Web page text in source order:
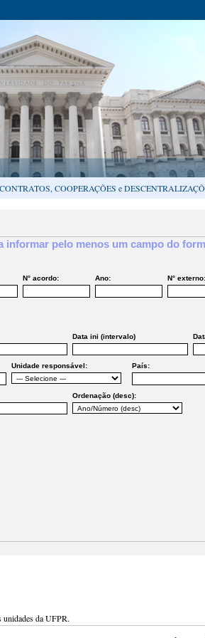
COOPERAÇÕES e
informar pelo menos um campo do
N° acordo: Ano: N° externo:
Data ini (intervalo)
Unidade responsável: País:
Ordenação (desc):
unidades da UFPR.